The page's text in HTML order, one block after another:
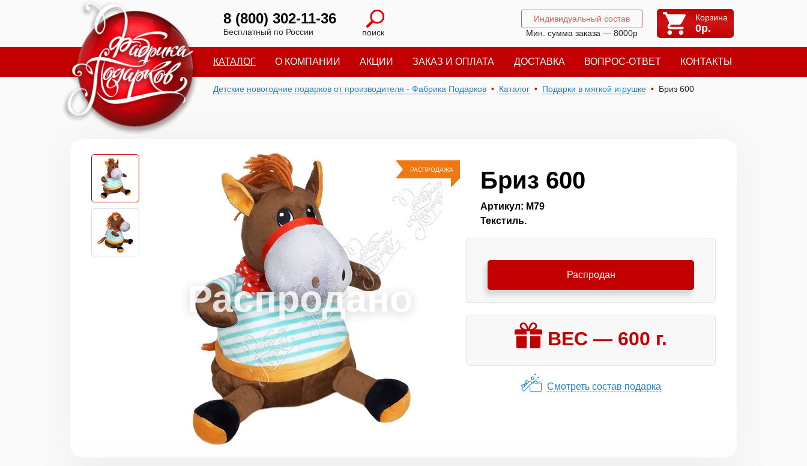
8 (800) 302-11-36
Бесплатный по России поиск
Индивидуальный состав
Мин. сумма заказа — 8000р
Корзина
0р.
КАТАЛОГ О КОМПАНИИ АКЦИИ ЗАКАЗ И ОПЛАТА ДОСТАВКА ВОПРОС-ОТВЕТ КОНТАКТЫ
Детские новогодние подарков от производителя - Фабрика Подарков Каталог Подарки в мягкой игрушке Бриз 600
РАСПРОДАЖА Бриз 600
Артикул: М79
Текстиль.
Распродан
ВЕС — 600 г.
Смотреть состав подарка